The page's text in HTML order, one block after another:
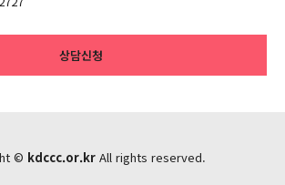
상담신청
© kdccc.or.kr All rights reserved.